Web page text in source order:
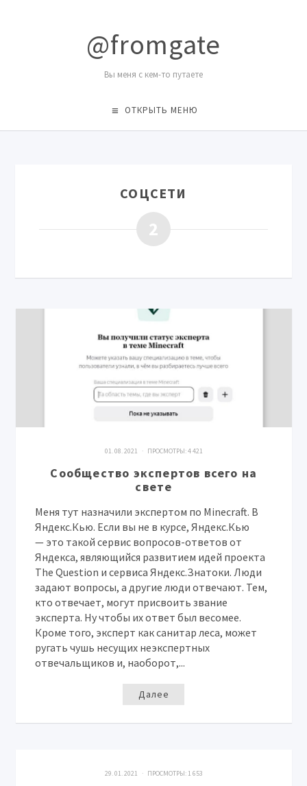
@fromgate
Вы меня с кем-то путаете
ОТКРЫТЬ МЕНЮ
СОЦСЕТИ
2
01. 08. 2021 · ПРОСМОТРЫ:4 421
Сообщество экспертов всего на
свете
Меня тут назначили экспертом по Minecraft. В
Яндекс.Кью. Если вы не в курсе, Яндекс.Кью
— это такой сервис вопросов-ответов от
Яндекса, являющийся развитием идей проекта
The Question и сервиса Яндекс.Знатоки. Люди
задают вопросы, а другие люди отвечают. Тем,
кто отвечает, могут присвоить звание
эксперта. Ну чтобы их ответ был весомее.
Кроме того, эксперт как санитар леса, может
ругать чушь несущих неэкспертных
отвечальщиков и, наоборот,...
Далее
29. 01. 2021 · ПРОСМОТРЫ: 1 653